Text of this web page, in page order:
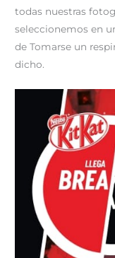
todas nuestras
seleccionemos en
de Tomarse un
dicho.